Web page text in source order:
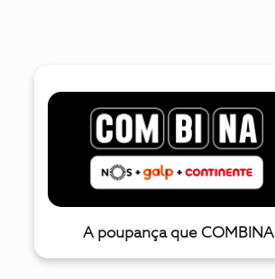
A poupança que COMBINA